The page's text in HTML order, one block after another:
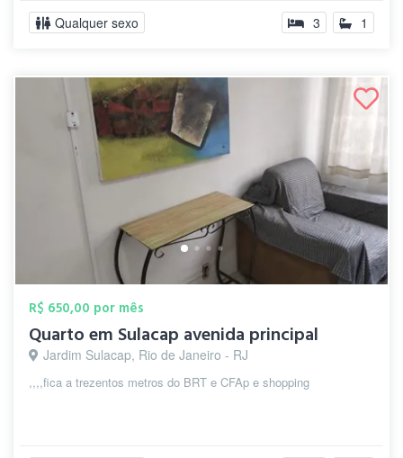
Qualquer sexo 3 1
R$ 650,00 por mês
Quarto em Sulacap avenida principal
Jardim Sulacap, Rio de Janeiro - RJ
,,,,fica a trezentos metros do BRT e CFAp e shopping